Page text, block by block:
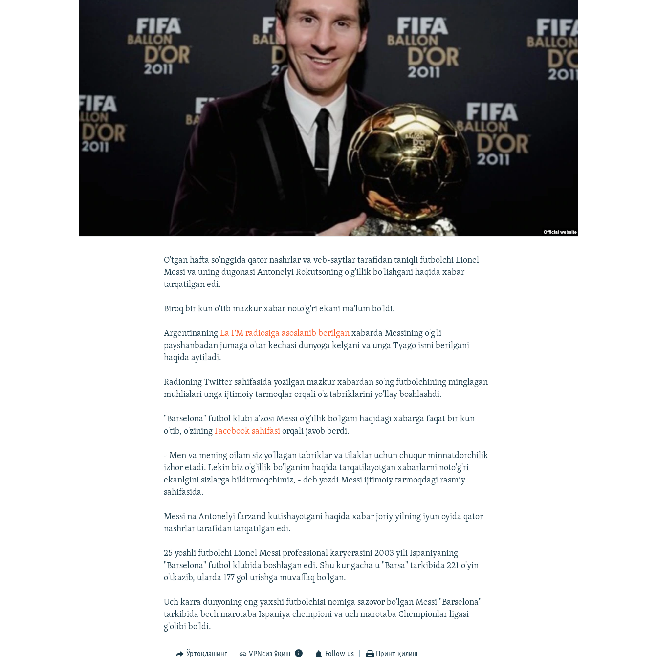
O'tgan hafta so'nggida qator nashrlar va veb-saytlar tarafidan taniqli futbolchi Lionel
Messi va uning dugonasi Antonelyi Rokutsoning o'g'illik bo'lishgani haqida xabar
tarqatilgan edi.
Biroq bir kun o'tib mazkur xabar noto'g'ri ekani ma'lum bo'ldi.
ArgentinaningLa FM radiosiga asoslanib berilgan xabarda Messining o'g'li
payshanbadan jumaga o'tar kechasi dunyoga kelgani va unga Tyago ismi berilgani
haqida aytiladi.
Radioning Twitter sahifasida yozilgan mazkur xabardan so'ng futbolchining minglagan
muhlislari unga ijtimoiy tarmoqlar orqali o'z tabriklarini yo'llay boshlashdi.
"Barselona" futbol klubi a'zosi Messi o'g'illik bo'lgani haqidagi xabarga faqat bir kun
o'tib, o'ziningFacebook sahifasi orqali javob berdi.
- Men va mening oilam siz yo'llagan tabriklar va tilaklar uchun chuqur minnatdorchilik
izhor etadi. Lekin biz o'g'illik bo'lganim haqida tarqatilayotgan xabarlarni noto'g'ri
ekanlgini sizlarga bildirmoqchimiz, - deb yozdi Messi ijtimoiy tarmoqdagi rasmiy
sahifasida.
Messi na Antonelyi farzand kutishayotgani haqida xabar joriy yilning iyun oyida qator
nashrlar tarafidan tarqatilgan edi.
25 yoshli futbolchi Lionel Messi professional karyerasini 2003 yili Ispaniyaning
"Barselona" futbol klubida boshlagan edi. Shu kungacha u "Barsa" tarkibida 221 o'yin
o'tkazib, ularda 177 gol urishga muvaffaq bo'lgan.
Uch karra dunyoning eng yaxshi futbolchisi nomiga sazovor bo'lgan Messi "Barselona"
tarkibida bech marotaba Ispaniya chempioni va uch marotaba Chempionlar ligasi
g'olibi bo'ldi.
Ўртоқлашинг VPNсиз ўқиш Follow us Принт қилиш